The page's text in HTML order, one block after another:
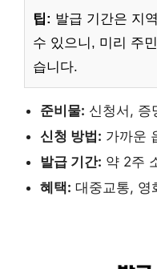
팁: 발급 기간은 지
수 있으니, 미리 주
습니다.
준비물: 신청서, 증
신청 방법: 가까운
발급 기간: 약 2주
혜택: 대중교통, 영